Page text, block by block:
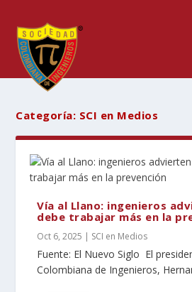
Categoría: SCI en Medios
Vía al Llano: ingenieros
debe trabajar más en la
Oct 6, 2025 | SCI en Medios
Fuente: El Nuevo Siglo El
Colombiana de Ingenieros,